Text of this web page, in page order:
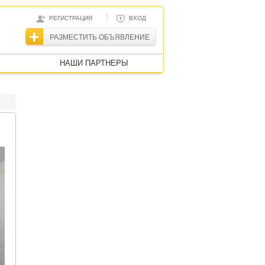
РЕГИСТРАЦИЯ | ВХОД
РАЗМЕСТИТЬ ОБЪЯВЛЕНИЕ
НАШИ ПАРТНЕРЫ